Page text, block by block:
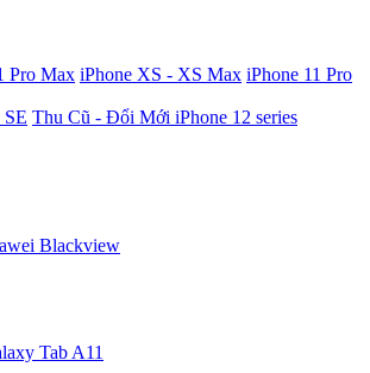
Pro Max iPhone XS - XS Max iPhone 11 Pro
SE Thu Cũ - Đổi Mới iPhone 12 series
Blackview
Tab A11